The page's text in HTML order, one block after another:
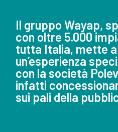
Il gruppo Wayap,
con oltre 5.000
tutta Italia, mette
un’esperienza
con la società
infatti
sui pali della